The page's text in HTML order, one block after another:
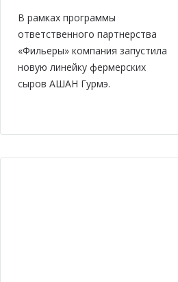
В рамках программы
ответственного партнерства
«Фильеры» компания запустила
новую линейку фермерских
сыров АШАН Гурмэ.